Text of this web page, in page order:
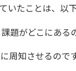
たことは、以下
題がどこにある
周知させるのです